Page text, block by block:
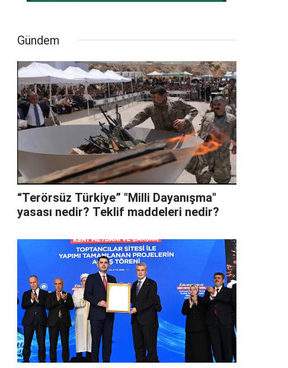
Gündem
“Terörsüz Türkiye” "Milli Dayanışma"
yasası nedir? Teklif maddeleri nedir?